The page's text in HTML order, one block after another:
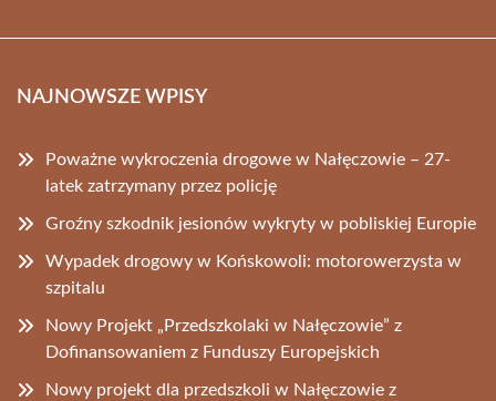
NAJNOWSZE WPISY
Poważne wykroczenia drogowe w Nałęczowie – 27-
latek zatrzymany przez policję
Groźny szkodnik jesionów wykryty w pobliskiej Europie
Wypadek drogowy w Końskowoli: motorowerzysta w
szpitalu
Nowy Projekt „Przedszkolaki w Nałęczowie” z
Dofinansowaniem z Funduszy Europejskich
Nowy projekt dla przedszkoli w Nałęczowie z